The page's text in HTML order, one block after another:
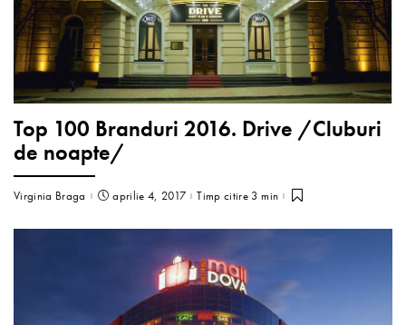
Top 100 Branduri 2016. Drive /Cluburi
de noapte/
Virginia Braga aprilie 4, 2017 Timp citire 3 min